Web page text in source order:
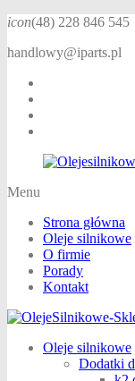
icon(48) 228 846 545
handlowy@iparts.pl
Menu
Strona główna
Oleje silnikowe
O firmie
Porady
Kontakt
Oleje silnikowe
Dodatki